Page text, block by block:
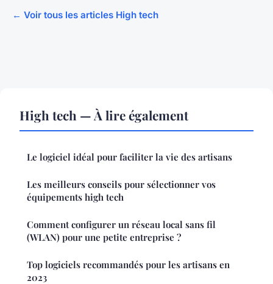
← Voir tous les articles High tech
High tech — À lire également
Le logiciel idéal pour faciliter la vie des artisans
Les meilleurs conseils pour sélectionner vos
équipements high tech
Comment configurer un réseau local sans fil
(WLAN) pour une petite entreprise ?
Top logiciels recommandés pour les artisans en
2023